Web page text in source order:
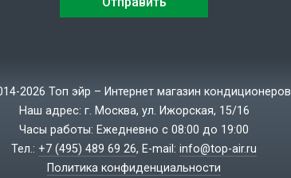
2026 Топ эйр – Интернет магазин кондиционеров
Наш адрес: г. Москва, ул. Ижорская, 15/16
Часы работы: Ежедневно с 08:00 до 19:00
Тел.: +7 (495) 489 69 26, E-mail: info@top-air.ru
Политика конфиденциальности